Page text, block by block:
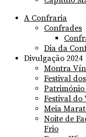
A Confraria
Confrades
Dia da
Divulgação 2024
Montra
Festival
Festival
Meia
Noite de
Frio